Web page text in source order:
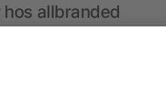
hos allbranded